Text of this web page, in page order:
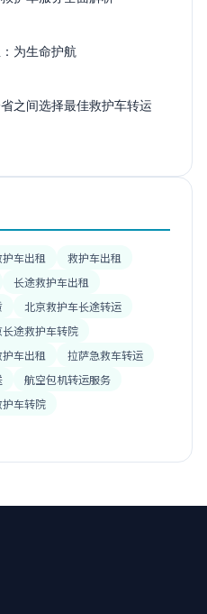
为生命护航
之间选择最佳救护车转运
护车出租
救护车出租
长途救护车出租
北京救护车长途转运
长途救护车转院
护车出租
拉萨急救车转运
航空包机转运服务
车转院